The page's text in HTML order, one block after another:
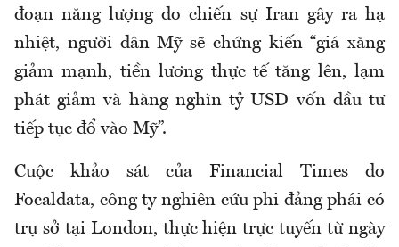
đoạn năng lượng do chiến sự Iran gây ra hạ
nhiệt, người dân Mỹ sẽ chứng kiến “giá xăng
giảm mạnh, tiền lương thực tế tăng lên, lạm
phát giảm và hàng nghìn tỷ USD vốn đầu tư
tiếp tục đổ vào Mỹ”.
Cuộc khảo sát của Financial Times do
Focaldata, công ty nghiên cứu phi đảng phái có
trụ sở tại London, thực hiện trực tuyến từ ngày